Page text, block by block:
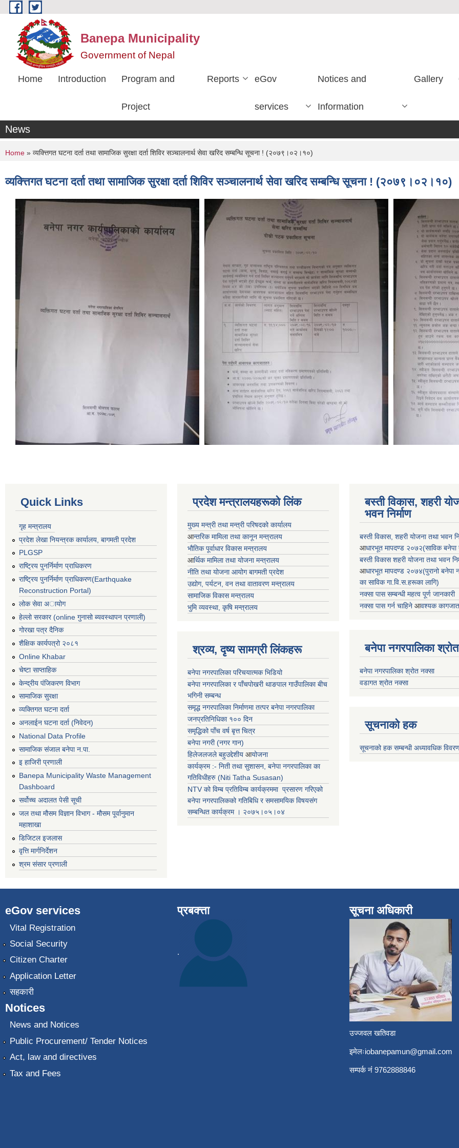
Skip to main content
Banepa Municipality
Government of Nepal
Home Introduction Program and
Project
Reports eGov
services
Notices and
Information
Gallery
News
You are here
Home » व्यक्त्तिगत घटना दर्ता तथा सामाजिक सुरक्षा दर्ता शिविर सञ्चालनार्थ सेवा खरिद सम्बन्धि सूचना ! (२०७९।०२।१०)
व्यक्त्तिगत घटना दर्ता तथा सामाजिक सुरक्षा दर्ता शिविर सञ्चालनार्थ सेवा खरिद सम्बन्धि सूचना ! (२०७९।०२।१०)
Quick Links
गृह मन्त्रालय
प्रदेश लेखा नियन्त्रक कार्यालय, बागमती प्रदेश
PLGSP
राष्ट्रिय पुनर्निर्माण प्राधिकरण
राष्ट्रिय पुनर्निर्माण प्राधिकरण(Earthquake
Reconstruction Portal)
लोक सेवा अायोग
हेल्लो सरकार (online गुनासो ब्यवस्थापन प्रणाली)
गोरखा पत्र दैनिक
शैक्षिक कार्यपत्रो २०८१
Online Khabar
चेष्टा साप्ताहिक
केन्द्रीय पंजिकरण विभाग
सामाजिक सुरक्षा
व्यक्तिगत घटना दर्ता
अनलाईन घटना दर्ता (निवेदन)
National Data Profile
सामाजिक संजाल बनेपा न.पा.
इ हाजिरी प्रणाली
Banepa Municipality Waste Management
Dashboard
सर्वोच्च अदालत पेसी सूची
जल तथा मौसम विज्ञान विभाग - मौसम पूर्वानुमान
महाशाखा
डिजिटल इजलास
वृत्ति मार्गनिर्देशन
श्रम संसार प्रणाली
प्रदेश मन्त्रालयहरूको लिंक
मुख्य मन्त्री तथा मन्त्री परिषदको कार्यालय
आन्तरिक मामिला तथा कानून मन्त्रालय
भाैतिक पूर्वाधार विकास मन्त्रालय
आर्थिक मामिला तथा योजना मन्त्रालय
नीति तथा योजना आयोग बागमती प्रदेश
उद्योग, पर्यटन, वन तथा वातावरण मन्त्रालय
सामाजिक विकास मन्त्रालय
भुमि व्यवस्था, कृषि मन्त्रालय
श्रव्य, दृष्य सामग्री लिंकहरू
बनेपा नगरपालिका परिचयात्मक भिडियो
बनेपा नगरपालिका र पाँचपोखरी थाङपाल गाउँपालिका बीच
भगिनी सम्बन्ध
समृद्ध नगरपालिका निर्माणमा तत्पर बनेपा नगरपालिका
जनप्रतिनिधिका १०० दिन
समृद्धिको पाँच वर्ष बृत्त चित्र
बनेपा नगरी (नगर गान)
हिलेजलजले बहुउद्देशीय आयोजना
कार्यक्रम :- निती तथा सुशासन, बनेपा नगरपालिका का
गतिविधीहरु (Niti Tatha Susasan)
NTV को विम्ब प्रतिविम्ब कार्यक्रममा प्रसारण गरिएको
बनेपा नगरपालिकको गतिबिधि र समसामयिक विषयसंग
सम्बन्धित कार्यक्रम । २०७५।०५।०४
बस्ती विकास, शहरी
भवन निर्माण
बस्ती विकास, शहरी योजना तथा भवन
आधारभूत मापदण्ड २०७२(साविक बनेपा
बस्ती विकास शहरी योजना तथा भवन
आधारभूत मापदण्ड २०७४(पुरानो बनेपा
का साविक गा.वि.स.हरूका लागि)
नक्सा पास सम्बन्धी महत्व पूर्ण जानकारी
नक्सा पास गर्न चाहिने आवश्यक
बनेपा नगरपालिका
बनेपा नगरपालिका श्रोत नक्सा
वडागत श्रोत नक्सा
सूचनाको हक
सूचनाको हक सम्बन्धी अध्यावधिक
eGov services
Vital Registration
Social Security
Citizen Charter
Application Letter
सहकारी
Notices
News and Notices
Public Procurement/ Tender Notices
Act, law and directives
Tax and Fees
प्रबक्त्ता
.
सूचना अधिकारी
उज्जवल खतिवडा
इमेलःiobanepamun@gmail.com
सम्पर्क नंं 9762888846